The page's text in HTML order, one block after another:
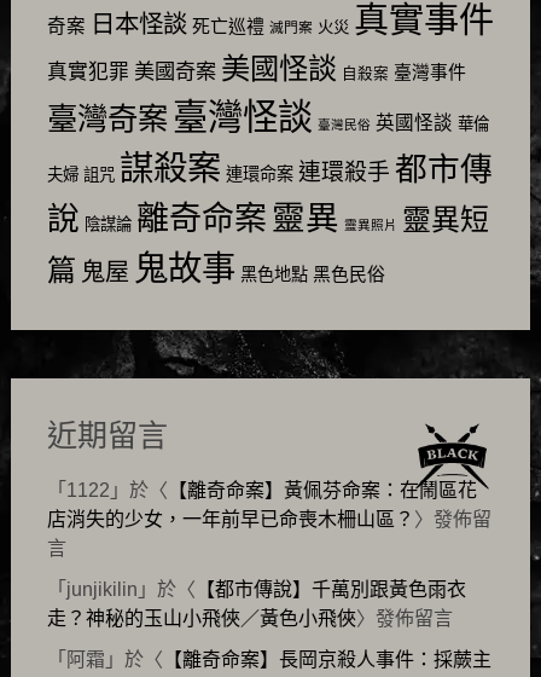
奇案 日本怪談 死亡巡禮 滅門案 火災 真實事件
真實犯罪 美國奇案 美國怪談 自殺案 臺灣事件
臺灣奇案 臺灣怪談 臺灣民俗 英國怪談 華倫
夫婦 詛咒 謀殺案 連環命案 連環殺手 都市傳
說 陰謀論 離奇命案 靈異 靈異照片 靈異短
篇 鬼屋 鬼故事 黑色地點 黑色民俗
近期留言
「 1122 」於〈 【離奇命案】黃佩芬命案：在鬧區花
店消失的少女，一年前早已命喪木柵山區？ 〉發佈留
言
「 junjikilin 」於〈 【都市傳說】千萬別跟黃色雨衣
走？神秘的玉山小飛俠／黃色小飛俠〉發佈留言
「 阿霜 」於〈 【離奇命案】長岡京殺人事件：採蕨主